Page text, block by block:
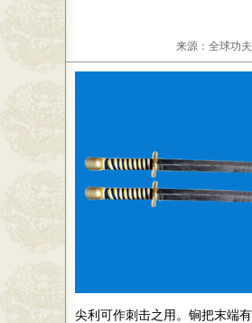
来源：全球功
尖利可作刺击之用。锏把末端